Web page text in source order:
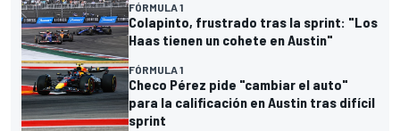
FÓRMULA 1
Colapinto, frustrado tras la sprint: "Los
Haas tienen un cohete en Austin"
FÓRMULA 1
Checo Pérez pide "cambiar el auto"
para la calificación en Austin tras difícil
sprint